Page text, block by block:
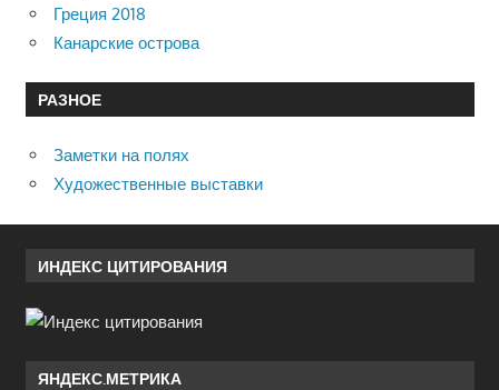
Греция 2018
Канарские острова
РАЗНОЕ
Заметки на полях
Художественные выставки
ИНДЕКС ЦИТИРОВАНИЯ
ЯНДЕКС.МЕТРИКА